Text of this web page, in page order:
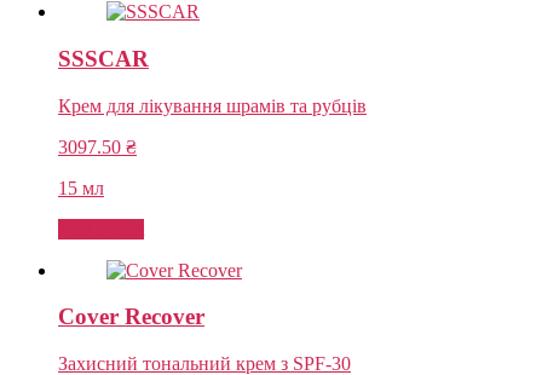
SSSCAR
Крем для лікування шрамів та рубців
3097.50 ₴
15 мл
Cover Recover
Захисний тональний крем з SPF-30